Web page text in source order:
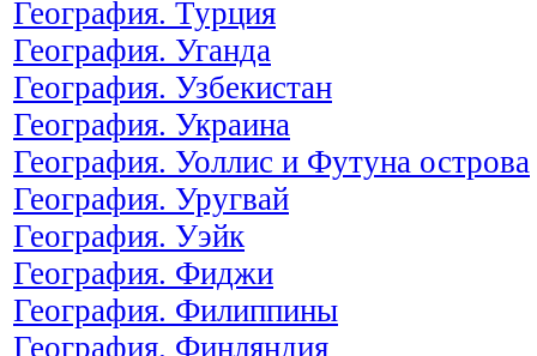
География. Турция
География. Уганда
География. Узбекистан
География. Украина
География. Уоллис и Футуна острова
География. Уругвай
География. Уэйк
География. Фиджи
География. Филиппины
География. Финляндия